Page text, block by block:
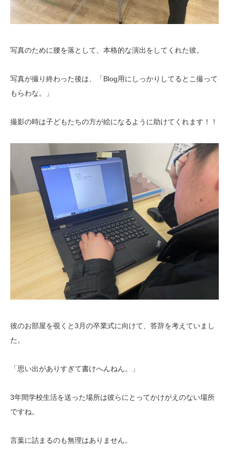
写真のために腰を落として、本格的な演出をしてくれた彼。
写真が撮り終わった後は、「Blog用にしっかりしてるとこ撮って
もらわな。」
撮影の時は子どもたちの方が絵になるように助けてくれます！！
彼のお部屋を覗くと3月の卒業式に向けて、答辞を考えていまし
た。
「思い出がありすぎて書けへんねん。」
3年間学校生活を送った場所は彼らにとってかけがえのない場所
ですね。
言葉に詰まるのも無理はありません。